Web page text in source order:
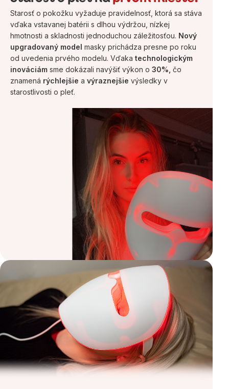
Starosť o pokožku vyžaduje pravidelnosť, ktorá sa stáva
vďaka vstavanej batérii s dlhou výdržou, nízkej
hmotnosti a skladnosti jednoduchou záležitosťou. Nový
upgradovaný model masky prichádza presne po roku
od uvedenia prvého modelu. Vďaka technologickým
inováciám sme dokázali navýšiť výkon o 30%, čo
znamená rýchlejšie a výraznejšie výsledky v
starostlivosti o pleť.